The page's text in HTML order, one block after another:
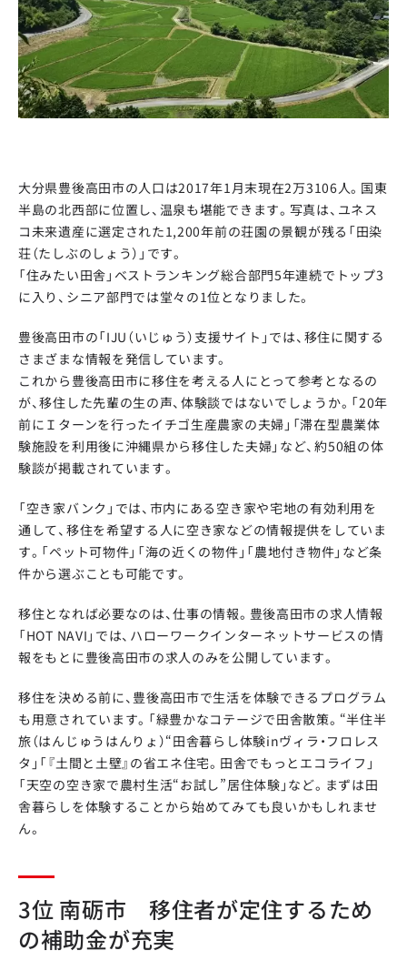
大分県豊後高田市の人口は2017年1月末現在2万3106人。国東
半島の北西部に位置し、温泉も堪能できます。写真は、ユネス
コ未来遺産に選定された1,200年前の荘園の景観が残る「田染
荘（たしぶのしょう）」です。
「住みたい田舎」ベストランキング総合部門5年連続でトップ3
に入り、シニア部門では堂々の1位となりました。
豊後高田市の「IJU（いじゅう）支援サイト」では、移住に関する
さまざまな情報を発信しています。
これから豊後高田市に移住を考える人にとって参考となるの
が、移住した先輩の生の声、体験談ではないでしょうか。「20年
前にＩターンを行ったイチゴ生産農家の夫婦」「滞在型農業体
験施設を利用後に沖縄県から移住した夫婦」など、約50組の体
験談が掲載されています。
「空き家バンク」では、市内にある空き家や宅地の有効利用を
通して、移住を希望する人に空き家などの情報提供をしていま
す。「ペット可物件」「海の近くの物件」「農地付き物件」など条
件から選ぶことも可能です。
移住となれば必要なのは、仕事の情報。豊後高田市の求人情報
「HOT NAVI」では、ハローワークインターネットサービスの情
報をもとに豊後高田市の求人のみを公開しています。
移住を決める前に、豊後高田市で生活を体験できるプログラム
も用意されています。「緑豊かなコテージで田舎散策。“半住半
旅（はんじゅうはんりょ）“田舎暮らし体験inヴィラ・フロレス
タ」「『土間と土壁』の省エネ住宅。田舎でもっとエコライフ」
「天空の空き家で農村生活“お試し”居住体験」など。まずは田
舎暮らしを体験することから始めてみても良いかもしれませ
ん。
3位 南砺市 移住者が定住するため
の補助金が充実